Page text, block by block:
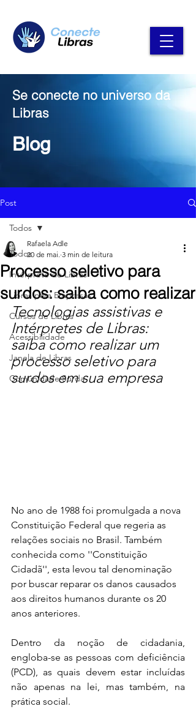
Se conecte no universo da
Libras
Blog
Post
Todos
Intérprete de Libras
Libras para Empresas
Cursos de Libras
Acessibilidade
Janela de Libras
Comunidade Surda
Todos
Processo seletivo para
surdos: saiba como realizar
Rafaela Adle
20 de mai. 3 min de leitura
Tecnologias assistivas e
Intérpretes de Libras:
saiba como realizar um
processo seletivo para
surdos em sua empresa
No ano de 1988 foi promulgada a nova
Constituição Federal que regeria as
relações sociais no Brasil. Também
conhecida como ''Constituição
Cidadã'', esta levou tal denominação
por buscar reparar os danos causados
aos direitos humanos durante os 20
anos anteriores.
Dentro da noção de cidadania,
engloba-se as pessoas com deficiência
(PCD), as quais devem estar incluídas
não apenas na lei, mas também, na
prática social.